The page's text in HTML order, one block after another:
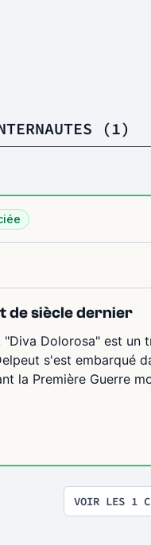
(1)
de siècle dernier
Dolorosa" est
s'est embarqué
la Première Guerre
VOIR LES 1